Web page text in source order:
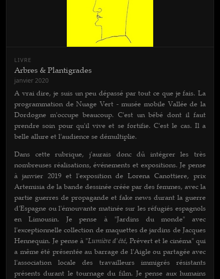
LIVRE
Arbres & Plantigrades
janvier 2020
A vrai dire, je suis un peu dépassé par tout ce que je fais. La
programmation de Nuage Vert - musée mobile Vallée de la
Dordogne m'occupe beaucoup. C'est un bébé dont il faut
prendre soin pour qu'il vive et se fortifie. C'est le cas. Il a
belle allure et l'audience se démultiplie.
Dans cette rubrique, j'aurais donc dû intégrer les très
nombreuses réalisations, événements et expositions. Je pense
à janvier 2019 et l'exposition de Lorena Canottiere, prix
Artemisia de la bande dessinée créée par des femmes, avec la
partie guerres de propagande et fake news durant la guerre
d'Espagne ou l'émouvante matinée sur les réfugiés espagnols
en Limousin. Je pense à "Jardins du monde" avec
l'exceptionnelle collection de maquettes de jardins de Jacques
Hennequin. Je pense à "Lumière d'été, Prévert et le cinéma" qui
a même été présentée au barrage de l'Aigle ou partagée avec
l'association locale des travailleurs immigrés résistants
présents durant le tournage du film. Je pense aux humains